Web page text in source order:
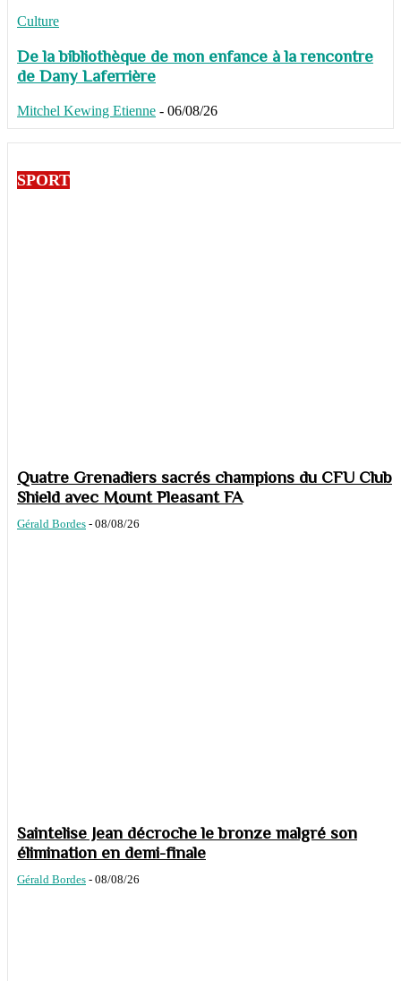
Culture
De la bibliothèque de mon enfance à la rencontre
de Dany Laferrière
Mitchel Kewing Etienne - 06/08/26
SPORT
Quatre Grenadiers sacrés champions du CFU Club
Shield avec Mount Pleasant FA
Gérald Bordes - 08/08/26
Saintelise Jean décroche le bronze malgré son
élimination en demi-finale
Gérald Bordes - 08/08/26